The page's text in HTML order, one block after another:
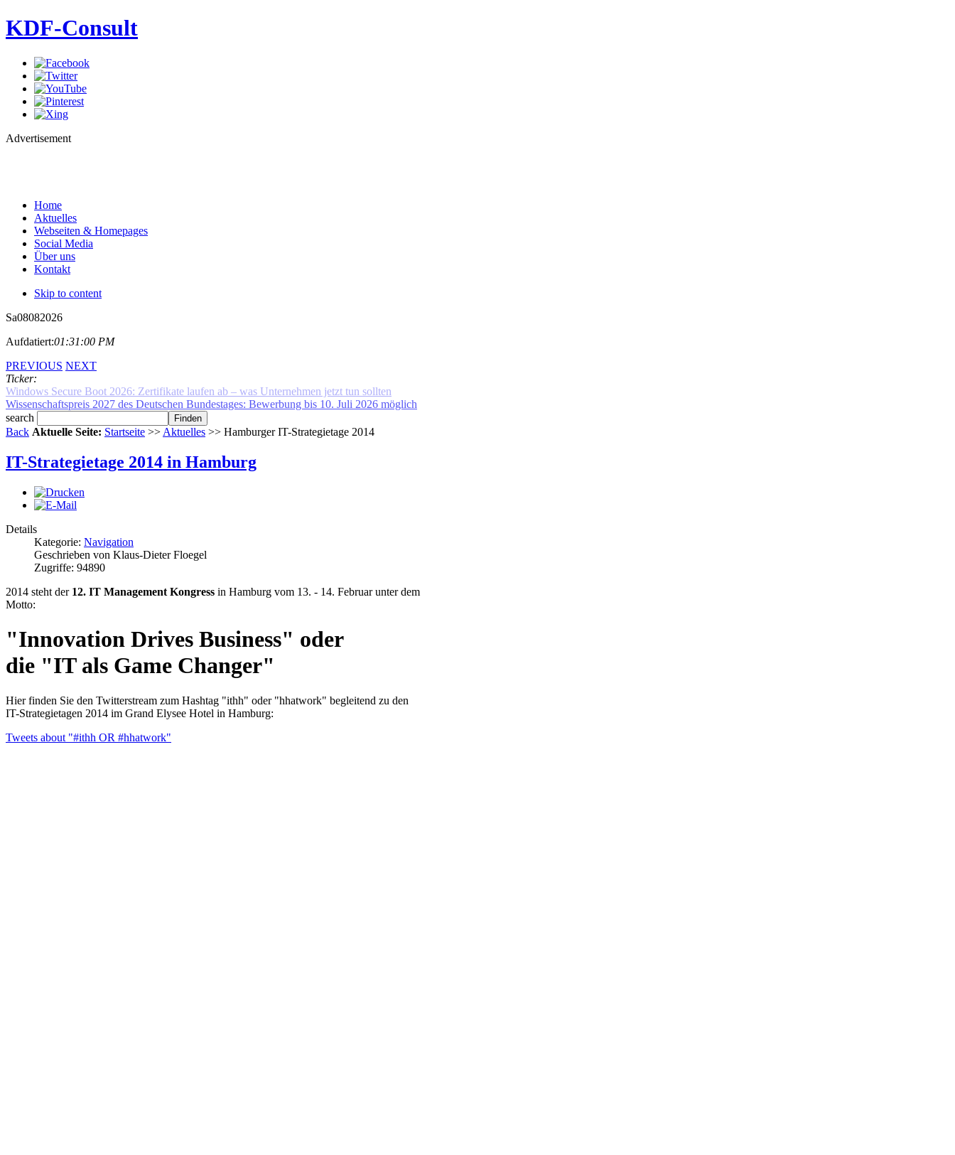
KDF-Consult
Advertisement
Home
Aktuelles
Webseiten & Homepages
Social Media
Über uns
Kontakt
Skip to content
Sa08082026
Aufdatiert:01:31:00 PM
PREVIOUS NEXT
Ticker:
Wissenschaftspreis 2027 des Deutschen Bundestages: Bewerbung bis 10. Juli 2026 möglich
search
Back Aktuelle Seite: Startseite >> Aktuelles >> Hamburger IT-Strategietage 2014
IT-Strategietage 2014 in Hamburg
Details
Kategorie: Navigation
Geschrieben von Klaus-Dieter Floegel
Zugriffe: 94890
2014 steht der 12. IT Management Kongress in Hamburg vom 13. - 14. Februar unter dem
Motto:
"Innovation Drives Business" oder
die "IT als Game Changer"
Hier finden Sie den Twitterstream zum Hashtag "ithh" oder "hhatwork" begleitend zu den
IT-Strategietagen 2014 im Grand Elysee Hotel in Hamburg:
Tweets about "#ithh OR #hhatwork"